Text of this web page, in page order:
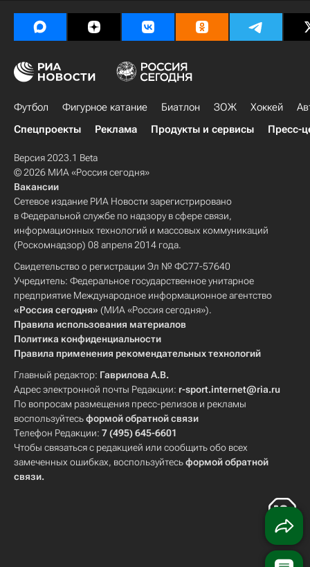
Футбол Фигурное катание Биатлон ЗОЖ Хоккей
Спецпроекты
Реклама Продукты и сервисы Пресс-
Версия 2023.1 Beta
© 2026 МИА «Россия сегодня»
Вакансии
Сетевое издание РИА Новости зарегистрировано
в Федеральной службе по надзору в сфере связи,
информационных технологий и массовых коммуникаций
(Роскомнадзор) 08 апреля 2014 года.
Свидетельство о регистрации Эл № ФС77-57640
Учредитель: Федеральное государственное унитарное
предприятие Международное информационное агентство
«Россия сегодня» (МИА «Россия сегодня»).
Правила использования материалов
Политика конфиденциальности
Правила применения рекомендательных технологий
Главный редактор: Гаврилова А.В.
Адрес электронной почты Редакции: r-sport.internet@ria.ru
По вопросам размещения пресс-релизов и рекламы
воспользуйтесьформой обратной связи
Телефон Редакции: 7 (495) 645-6601
Чтобы связаться с редакцией или сообщить обо всех
замеченных ошибках, воспользуйтесьформой обратной
связи.